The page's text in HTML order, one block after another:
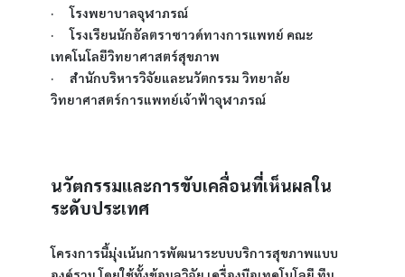
·      โรงพยาบาลจุฬาภรณ์
·      โรงเรียนนักอัลตราซาวด์ทางการแพทย์ คณะ
เทคโนโลยีวิทยาศาสตร์สุขภาพ
·      สำนักบริหารวิจัยและนวัตกรรม วิทยาลัย
วิทยาศาสตร์การแพทย์เจ้าฟ้าจุฬาภรณ์
นวัตกรรมและการขับเคลื่อนที่เห็นผลใน
ระดับประเทศ
โครงการนี้มุ่งเน้นการพัฒนาระบบบริการสุขภาพแบบ